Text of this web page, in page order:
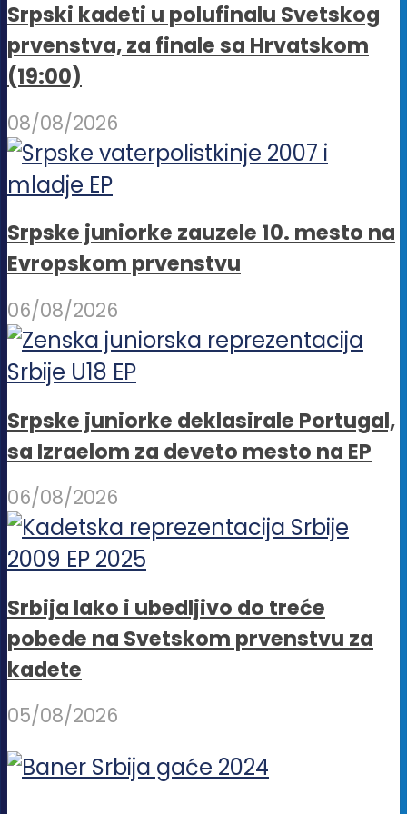
Srpski kadeti u polufinalu Svetskog
prvenstva, za finale sa Hrvatskom
(19:00)
08/08/2026
Srpske juniorke zauzele 10. mesto na
Evropskom prvenstvu
06/08/2026
Srpske juniorke deklasirale Portugal,
sa Izraelom za deveto mesto na EP
06/08/2026
Srbija lako i ubedljivo do treće
pobede na Svetskom prvenstvu za
kadete
05/08/2026